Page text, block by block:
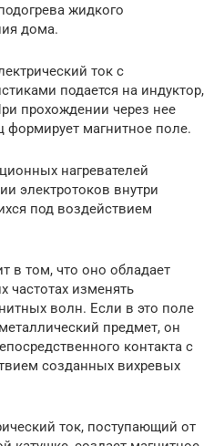
жидкого
дома.
ток с
подается на индуктор,
прохождении через нее
формирует магнитное поле.
нагревателей
электротоков внутри
под воздействием
в том, что оно обладает
частотах изменять
волн. Если в это поле
предмет, он
контакта с
созданных вихревых
ток, поступающий от